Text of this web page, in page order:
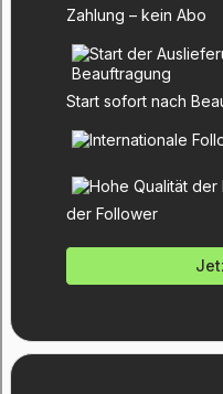
Zahlung – kein Abo
Start sofort nach
der Follower